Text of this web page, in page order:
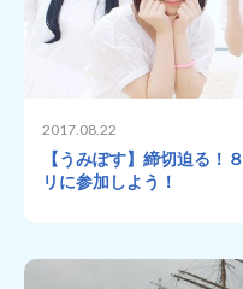
2017.08.22
【うみぽす】締切迫る！
リに参加しよう！